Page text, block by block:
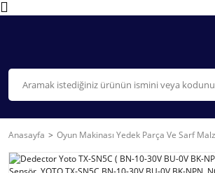
Anasayfa Oyun Makinası Yedek Parça Ve Sarf